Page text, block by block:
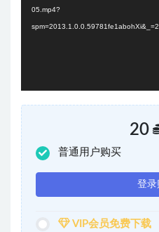
05.mp4?
20
普通用户购买
登录
VIP会员免费下载